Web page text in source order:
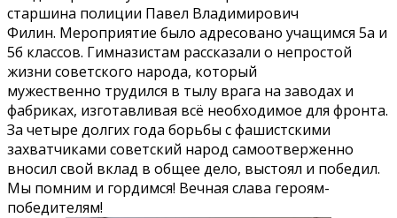
старшина полиции Павел Владимирович
Филин. Мероприятие было адресовано учащимся 5а и
5б классов. Гимназистам рассказали о непростой
жизни советского народа, который
мужественно трудился в тылу врага на заводах и
фабриках, изготавливая всё необходимое для фронта.
За четыре долгих года борьбы с фашистскими
захватчиками советский народ самоотверженно
вносил свой вклад в общее дело, выстоял и победил.
Мы помним и гордимся! Вечная слава героям-
победителям!